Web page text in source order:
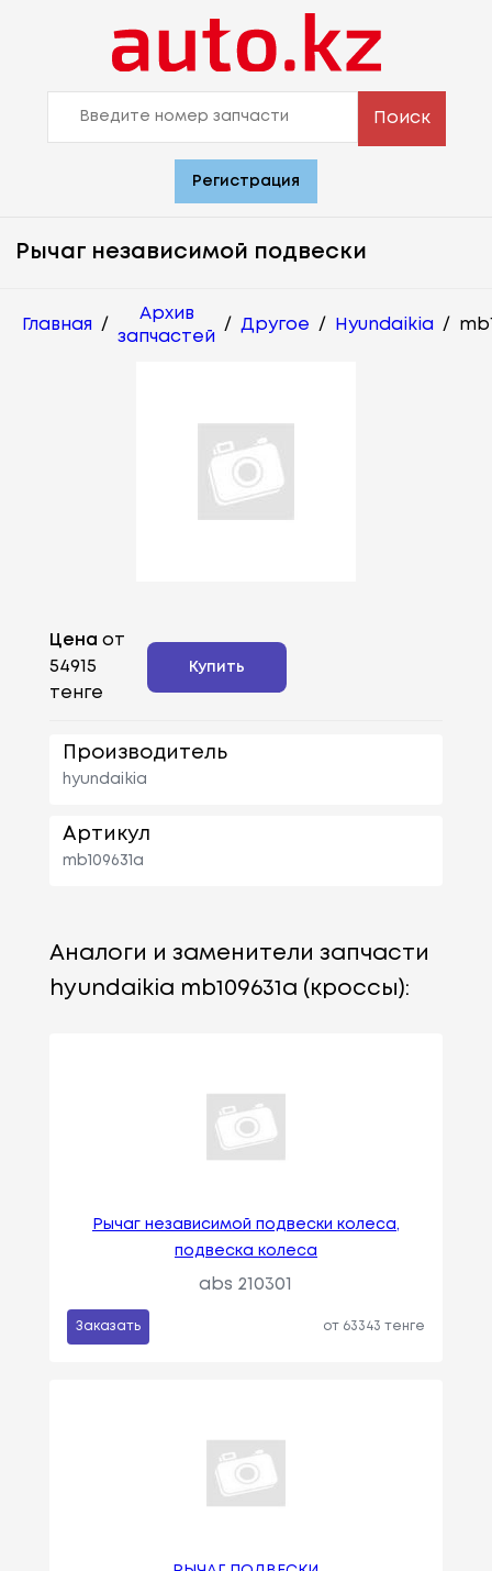
Поиск
Регистрация
Рычаг независимой подвески
Главная /
Архив
запчастей
/ Другое / Hyundaikia /
Цена от
54915
тенге
Купить
Производитель
hyundaikia
Артикул
mb109631a
Аналоги и заменители запчасти
hyundaikia mb109631a (кроссы):
Рычаг независимой подвески колеса,
подвеска колеса
abs 210301
Заказать от 63343 тенге